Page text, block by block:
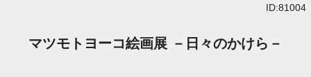
ID:81004
マツモトヨーコ絵画展 －日々のかけら－